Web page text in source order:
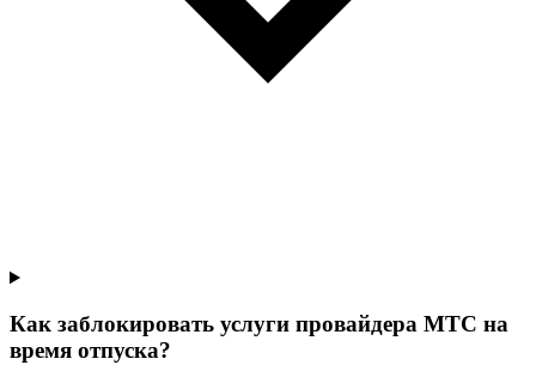
Как заблокировать услуги провайдера МТС на
время отпуска?